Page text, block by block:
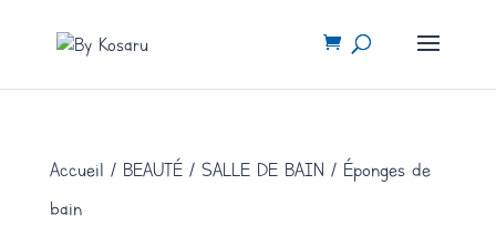
Accueil / BEAUTÉ / SALLE DE BAIN / Éponges de
bain